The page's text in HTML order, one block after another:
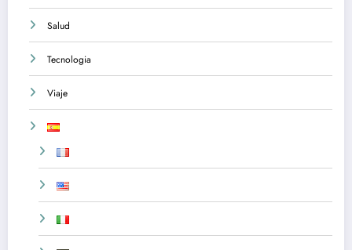
Salud
Tecnologia
Viaje